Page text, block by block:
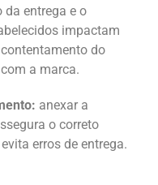
entrega e o
impactam
do
a marca.
anexar a
o correto
erros de entrega.